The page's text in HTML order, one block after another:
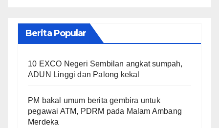
Berita Popular
10 EXCO Negeri Sembilan angkat sumpah,
ADUN Linggi dan Palong kekal
PM bakal umum berita gembira untuk
pegawai ATM, PDRM pada Malam Ambang
Merdeka